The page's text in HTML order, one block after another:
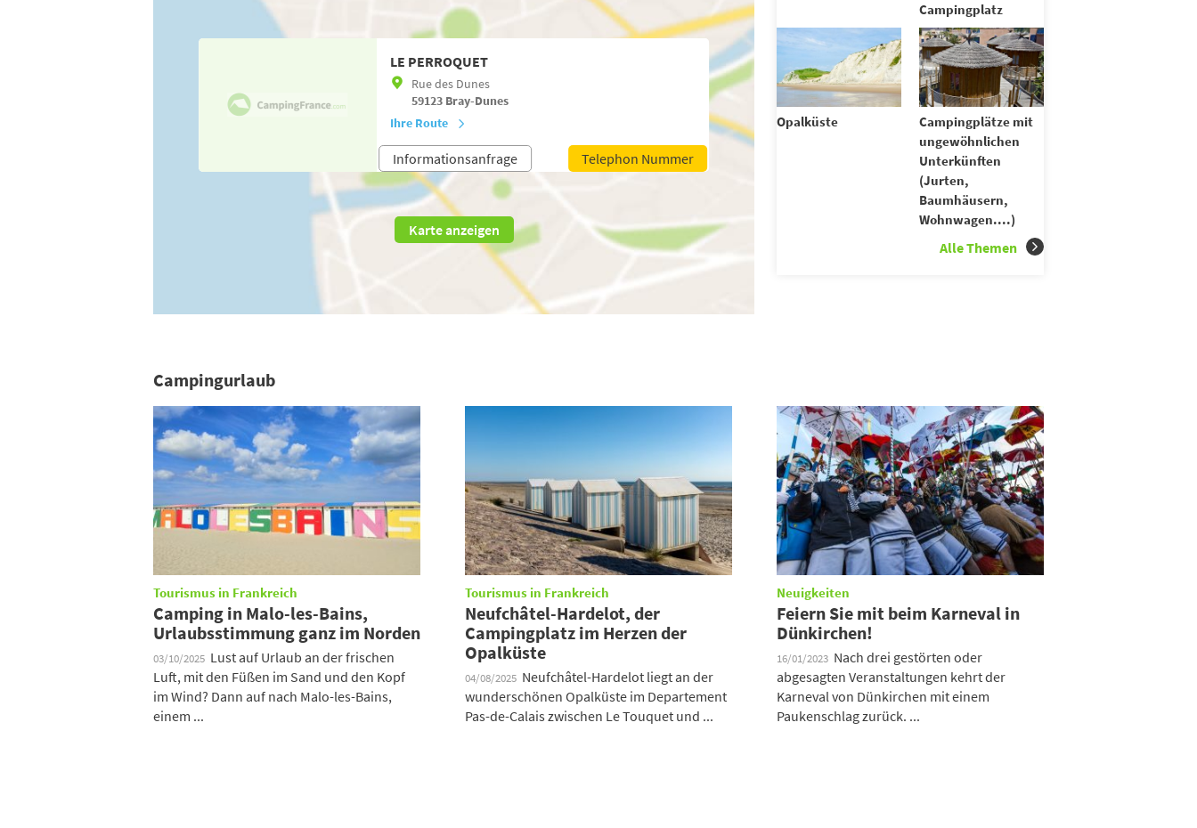
LE PERROQUET
Rue des Dunes
59123 Bray-Dunes
Ihre Route
Informationsanfrage Telephon Nummer
Karte anzeigen
Campingplatz
Opalküste
Campingplätze mit
ungewöhnlichen
Unterkünften
(Jurten,
Baumhäusern,
Wohnwagen....)
Alle Themen
Campingurlaub
Tourismus in Frankreich
Camping in Malo-les-Bains,
Urlaubsstimmung ganz im Norden
03/10/2025 Lust auf Urlaub an der frischen
Luft, mit den Füßen im Sand und den Kopf
im Wind? Dann auf nach Malo-les-Bains,
einem ...
Tourismus in Frankreich
Neufchâtel-Hardelot, der
Campingplatz im Herzen der
Opalküste
04/08/2025 Neufchâtel-Hardelot liegt an der
wunderschönen Opalküste im Departement
Pas-de-Calais zwischen Le Touquet und ...
Neuigkeiten
Feiern Sie mit beim Karneval in
Dünkirchen!
16/01/2023 Nach drei gestörten oder
abgesagten Veranstaltungen kehrt der
Karneval von Dünkirchen mit einem
Paukenschlag zurück. ...